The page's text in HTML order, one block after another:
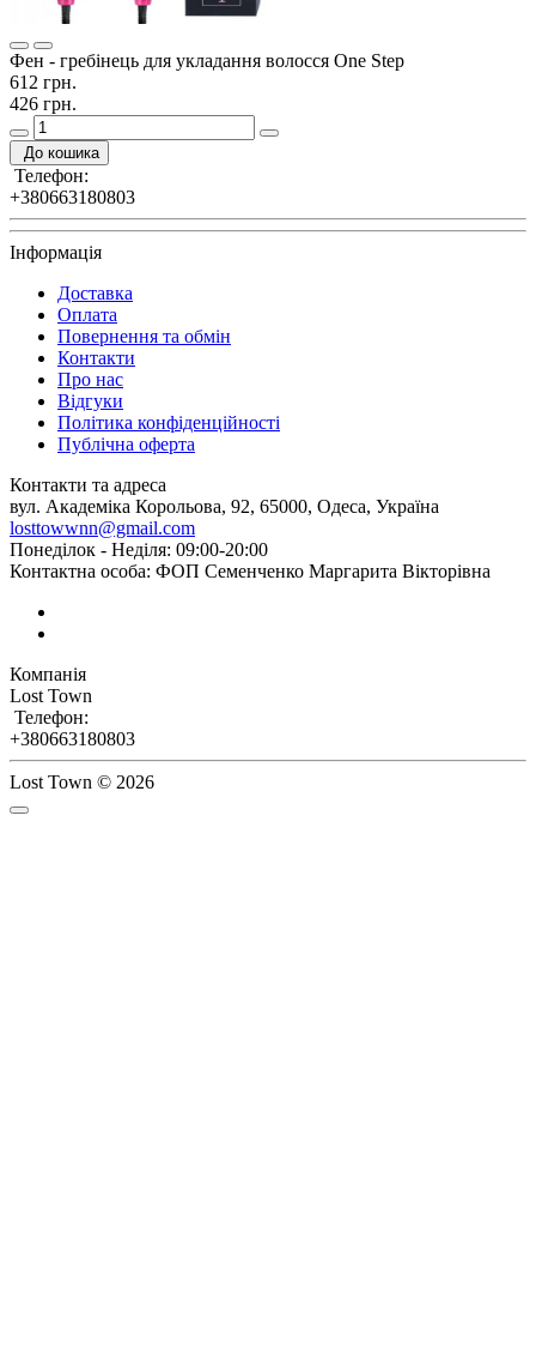
Фен - гребінець для укладання волосся One Step
612 грн.
426 грн.
До кошика
Телефон:
+380663180803
Інформація
Доставка
Оплата
Повернення та обмін
Контакти
Про нас
Відгуки
Політика конфіденційності
Публічна оферта
Контакти та адреса
вул. Академіка Корольова, 92, 65000, Одеса, Україна
losttowwnn@gmail.com
Понеділок - Неділя: 09:00-20:00
Контактна особа: ФОП Семенченко Маргарита Вікторівна
Компанія
Lost Town
Телефон:
+380663180803
Lost Town © 2026